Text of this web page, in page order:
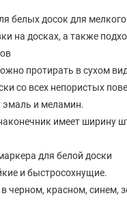
белых досок для
на досках, а также
протирать в сухом
со всех непористых
эмаль и меламин.
имеет ширину
для белой доски
и быстросохнущие.
черном, красном, синем,